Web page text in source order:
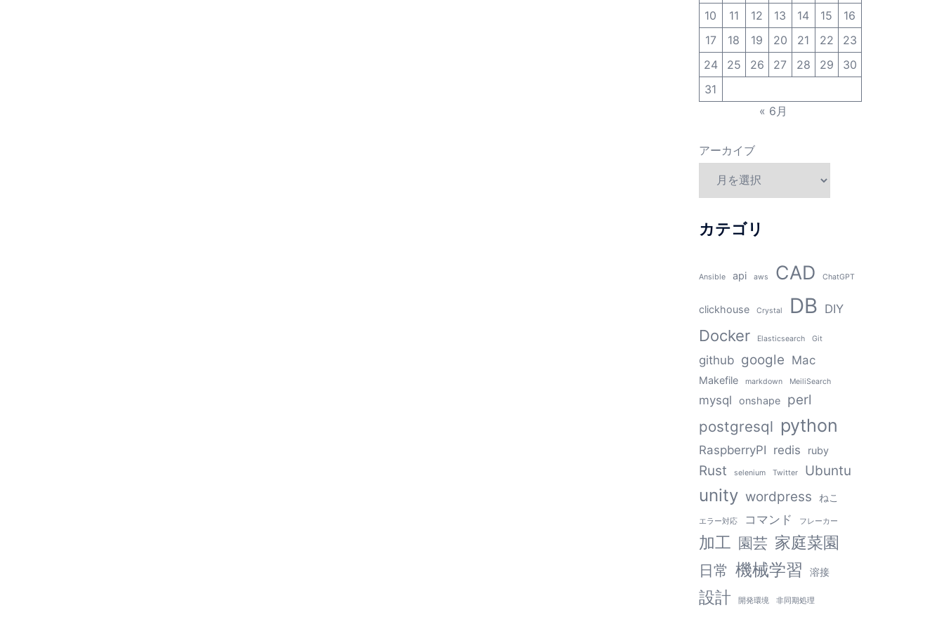
10 11 12 13 14 15
16
17
18 19 20 21 22
23
24
25 26 27 28 29
30
31
« 6月
アーカイブ
カテゴリ
Ansible api aws CAD ChatGPT
clickhouse Crystal DB DIY
Docker Elasticsearch Git
github google Mac
Makefile markdown MeiliSearch
mysql onshape perl
postgresql python
RaspberryPI redis ruby
Rust selenium Twitter Ubuntu
unity wordpress ねこ
エラー対応 コマンド フレーカー
加工 園芸 家庭菜園
日常 機械学習 溶接
設計 開発環境 非同期処理